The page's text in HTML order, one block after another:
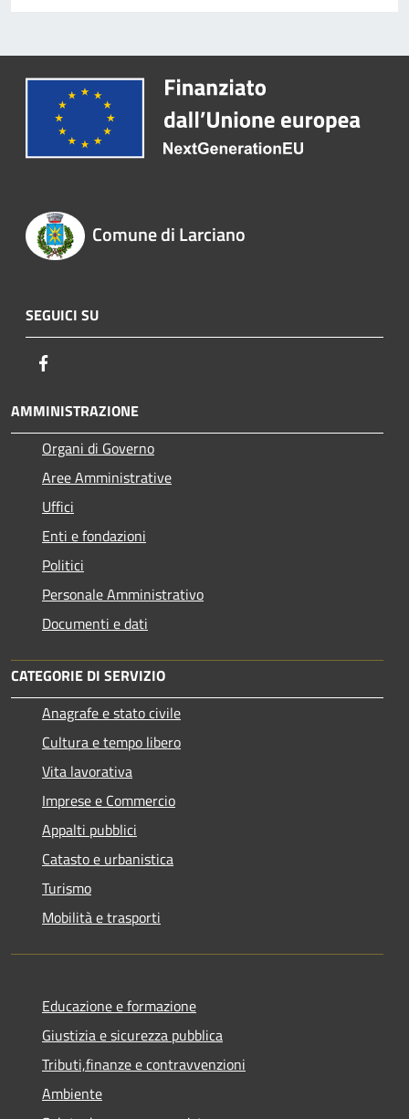
Comune di Larciano
SEGUICI SU
AMMINISTRAZIONE
Organi di Governo
Aree Amministrative
Uffici
Enti e fondazioni
Politici
Personale Amministrativo
Documenti e dati
CATEGORIE DI SERVIZIO
Anagrafe e stato civile
Cultura e tempo libero
Vita lavorativa
Imprese e Commercio
Appalti pubblici
Catasto e urbanistica
Turismo
Mobilità e trasporti
Educazione e formazione
Giustizia e sicurezza pubblica
Tributi,finanze e contravvenzioni
Ambiente